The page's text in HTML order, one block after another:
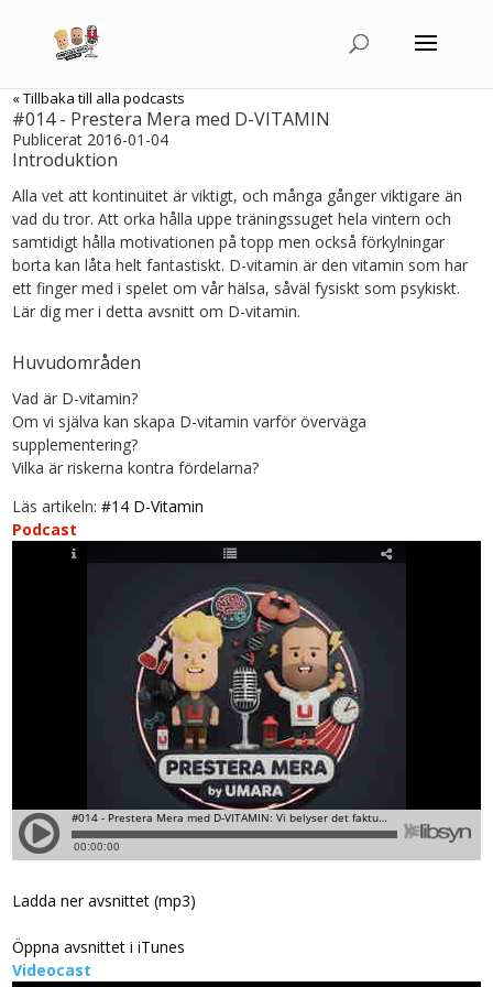
« Tillbaka till alla podcasts
#014 - Prestera Mera med D-VITAMIN
Publicerat 2016-01-04
Introduktion
Alla vet att kontinuitet är viktigt, och många gånger viktigare än
vad du tror. Att orka hålla uppe träningssuget hela vintern och
samtidigt hålla motivationen på topp men också förkylningar
borta kan låta helt fantastiskt. D-vitamin är den vitamin som har
ett finger med i spelet om vår hälsa, såväl fysiskt som psykiskt.
Lär dig mer i detta avsnitt om D-vitamin.
Huvudområden
Vad är D-vitamin?
Om vi själva kan skapa D-vitamin varför överväga
supplementering?
Vilka är riskerna kontra fördelarna?
Läs artikeln:#14 D-Vitamin
Podcast
Ladda ner avsnittet (mp3)
Öppna avsnittet i iTunes
Videocast